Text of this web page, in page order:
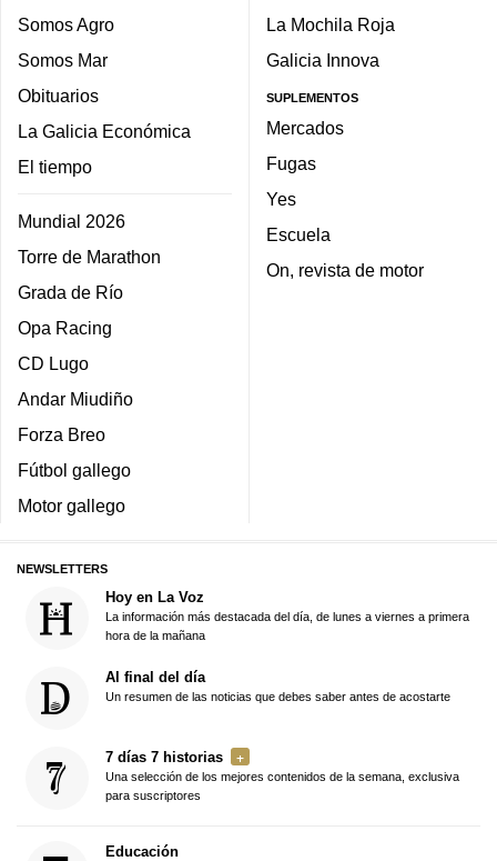
Somos Agro
Somos Mar
Obituarios
La Galicia Económica
El tiempo
Mundial 2026
Torre de Marathon
Grada de Río
Opa Racing
CD Lugo
Andar Miudiño
Forza Breo
Fútbol gallego
Motor gallego
La Mochila Roja
Galicia Innova
SUPLEMENTOS
Mercados
Fugas
Yes
Escuela
On, revista de motor
NEWSLETTERS
Hoy en La Voz
La información más destacada del día, de lunes a viernes a primera
hora de la mañana
Al final del día
Un resumen de las noticias que debes saber antes de acostarte
7 días 7 historias
Una selección de los mejores contenidos de la semana, exclusiva
para suscriptores
Educación